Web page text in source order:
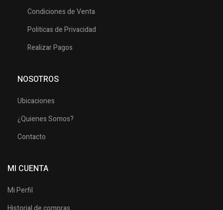
Condiciones de Venta
Politicas de Privacidad
Realizar Pagos
NOSOTROS
Ubicaciones
¿Quienes Somos?
Contacto
MI CUENTA
Mi Perfil